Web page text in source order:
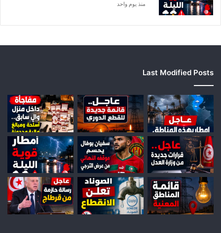
منذ يوم واحد
Last Modified Posts